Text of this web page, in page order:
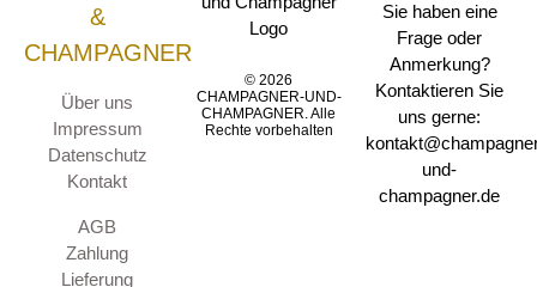
&
CHAMPAGNER
Über uns
Impressum
Datenschutz
Kontakt
AGB
Zahlung
Lieferung
© 2026
CHAMPAGNER-UND-
CHAMPAGNER. Alle
Rechte vorbehalten
Sie haben eine
Frage oder
Anmerkung?
Kontaktieren Sie
uns gerne:
und-
champagner.de